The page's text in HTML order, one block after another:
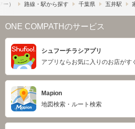
） 路線・駅から探す 千葉県 五井駅
ONE COMPATHのサービス
シュフーチラシアプリ
アプリならお気に入りのお店がす
Mapion
地図検索・ルート検索